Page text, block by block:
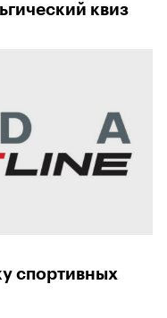
квиз
спортивных